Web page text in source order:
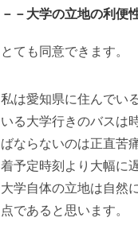
－－大学の立地の利便
とても同意できます。
私は愛知県に住んでい
いる大学行きのバスは
ばならないのは正直苦
着予定時刻より大幅に
大学自体の立地は自然
点であると思います。